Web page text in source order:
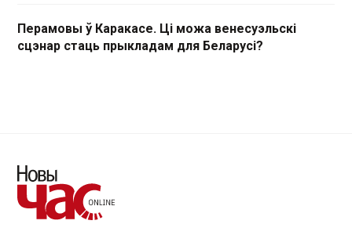
Перамовы ў Каракасе. Ці можа венесуэльскі
сцэнар стаць прыкладам для Беларусі?